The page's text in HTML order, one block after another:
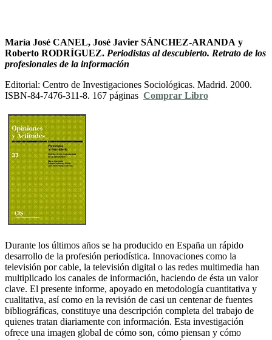
María José CANEL, José Javier SÁNCHEZ-ARANDA y
Roberto RODRÍGUEZ. Periodistas al descubierto. Retrato de los
profesionales de la información
Editorial: Centro de Investigaciones Sociológicas. Madrid. 2000.
ISBN-84-7476-311-8. 167 páginas Comprar Libro
Durante los últimos años se ha producido en España un rápido
desarrollo de la profesión periodística. Innovaciones como la
televisión por cable, la televisión digital o las redes multimedia han
multiplicado los canales de información, haciendo de ésta un valor
clave. El presente informe, apoyado en metodología cuantitativa y
cualitativa, así como en la revisión de casi un centenar de fuentes
bibliográficas, constituye una descripción completa del trabajo de
quienes tratan diariamente con información. Esta investigación
ofrece una imagen global de cómo son, cómo piensan y cómo